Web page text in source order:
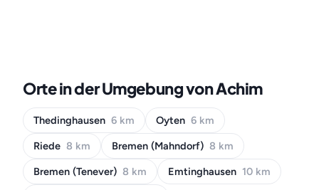
Orte in der Umgebung von Achim
Thedinghausen 6 km Oyten 6 km
Riede 8 km Bremen (Mahndorf) 8 km
Bremen (Tenever) 8 km Emtinghausen 10 km